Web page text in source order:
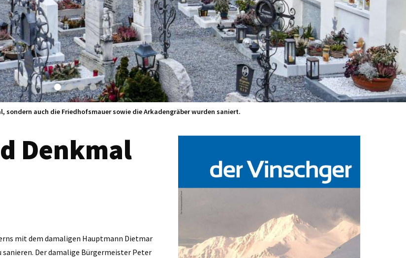
sondern auch die Friedhofsmauer sowie die Arkadengräber wurden saniert.
Denkmal
mit dem damaligen Hauptmann Dietmar
Der damalige Bürgermeister Peter